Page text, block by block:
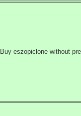
Buy eszopiclone without